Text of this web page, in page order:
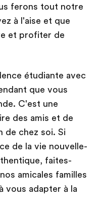
ferons tout notre
à l'aise et que
et profiter de
étudiante avec
que vous
C'est une
des amis et de
de chez soi. Si
de la vie nouvelle-
faites-
amicales familles
vous adapter à la